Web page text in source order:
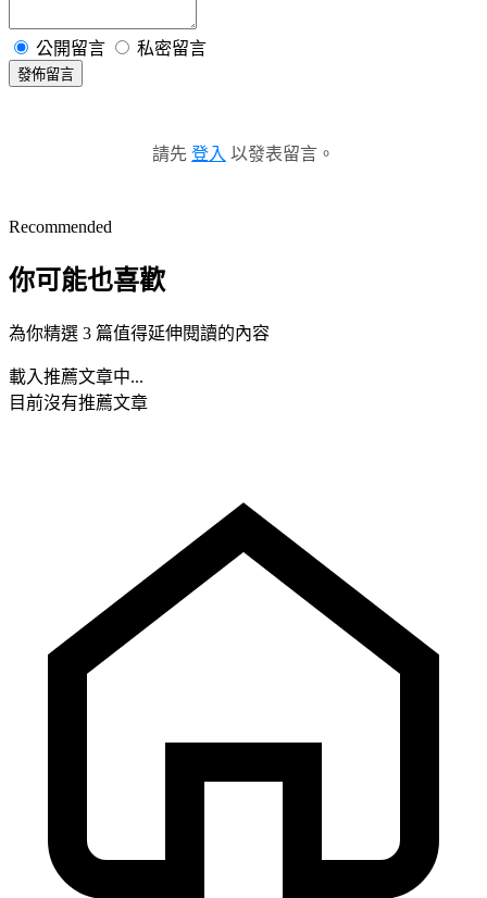
公開留言 私密留言
發佈留言
請先 登入 以發表留言。
Recommended
你可能也喜歡
為你精選 3 篇值得延伸閱讀的內容
載入推薦文章中...
目前沒有推薦文章